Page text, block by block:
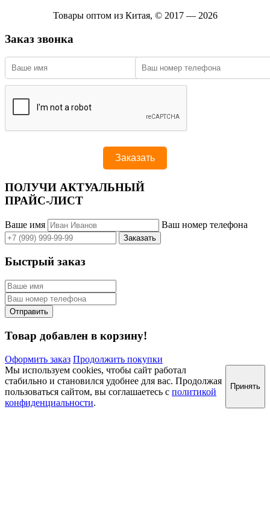
Товары оптом из Китая, © 2017 — 2026
Заказ звонка
ПОЛУЧИ АКТУАЛЬНЫЙ
ПРАЙС-ЛИСТ
Ваше имя Ваш номер телефона
Быстрый заказ
Товар добавлен в корзину!
Оформить заказ Продолжить покупки
Мы используем cookies, чтобы сайт работал
стабильно и становился удобнее для вас. Продолжая
пользоваться сайтом, вы соглашаетесь с политикой
конфиденциальности.
Принять